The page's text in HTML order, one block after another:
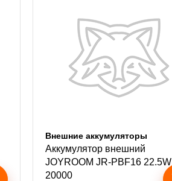
Внешние аккумуляторы
Аккумулятор внешний
JOYROOM JR-PBF16 22.5W
20000